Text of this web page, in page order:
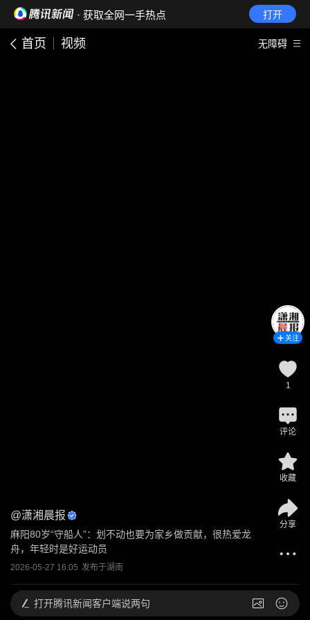
· 获取全网一手热点 打开
首页 视频 无障碍
@潇湘晨报
麻阳80岁“守船人”：划不动也要为家乡做贡献，很热爱龙
舟，年轻时是好运动员
2026-05-27 16:05 发布于湖南
关注
1
评论
收藏
分享
打开腾讯新闻客户端说两句